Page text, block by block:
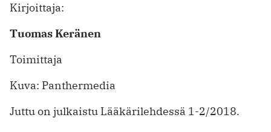
Kirjoittaja:
Tuomas Keränen
Toimittaja
Kuva: Panthermedia
Juttu on julkaistu Lääkärilehdessä 1-2/2018.